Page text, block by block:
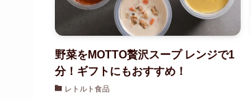
野菜をMOTTO贅沢スープ レンジで1
分！ギフトにもおすすめ！
レトルト食品